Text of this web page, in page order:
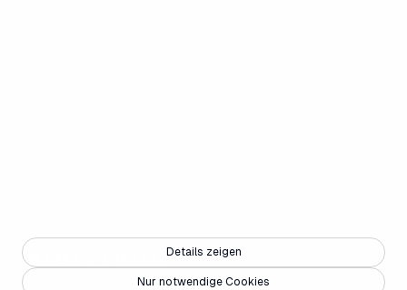
Nur notwendige Cookies
Details zeigen
Copyright © 2025 - Weisse Arena Gruppe